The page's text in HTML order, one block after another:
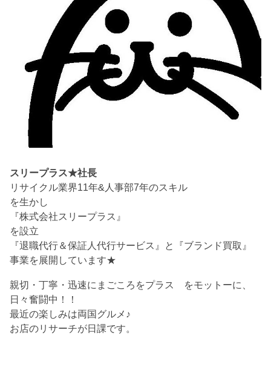
スリープラス★社長
リサイクル業界11年&人事部7年のスキル
を生かし
『株式会社スリープラス』
を設立
『退職代行＆保証人代行サービス』と『ブランド買取』
事業を展開しています★
親切・丁寧・迅速にまごころをプラス をモットーに、
日々奮闘中！！
最近の楽しみは両国グルメ♪
お店のリサーチが日課です。